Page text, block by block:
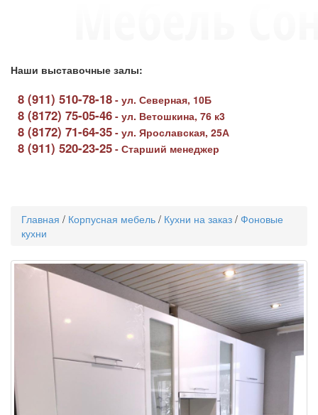
Наши выставочные залы:
8 (911) 510-78-18 - ул. Северная, 10Б
8 (8172) 75-05-46 - ул. Ветошкина, 76 к3
8 (8172) 71-64-35 - ул. Ярославская, 25А
8 (911) 520-23-25 - Старший менеджер
Главная / Корпусная мебель / Кухни на заказ / Фоновые
кухни